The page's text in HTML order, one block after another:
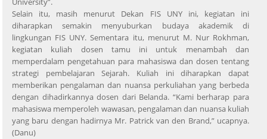
Selain itu, masih menurut Dekan FIS UNY ini, kegiatan ini
diharapkan semakin menyuburkan budaya akademik di
lingkungan FIS UNY. Sementara itu, menurut M. Nur Rokhman,
kegiatan kuliah dosen tamu ini untuk menambah dan
memperdalam pengetahuan para mahasiswa dan dosen tentang
strategi pembelajaran Sejarah. Kuliah ini diharapkan dapat
memberikan pengalaman dan nuansa perkuliahan yang berbeda
dengan dihadirkannya dosen dari Belanda. “Kami berharap para
mahasiswa memperoleh wawasan, pengalaman dan nuansa kuliah
yang baru dengan hadirnya Mr. Patrick van den Brand,” ucapnya.
(Danu)